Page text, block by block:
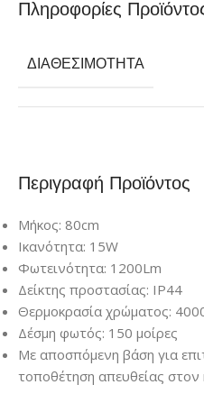
Περιγραφή Προϊόντος
Μήκος: 80cm
Ικανότητα: 15W
Φωτεινότητα: 1200Lm
Δείκτης προστασίας: IP44
Θερμοκρασία χρώματος:
Δέσμη φωτός: 150 μοίρες
Με αποσπόμενη βάση για
τοποθέτηση απευθείας στον
Πληροφορίες
ΔΙΑΘΕΣΙΜΌΤΗΤΑ